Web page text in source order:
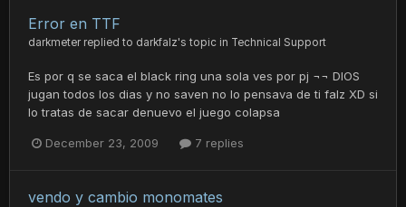
Error en TTF
darkmeter replied to darkfalz's topic in Technical Support
Es por q se saca el black ring una sola ves por pj ¬¬ DIOS
jugan todos los dias y no saven no lo pensava de ti falz XD si
lo tratas de sacar denuevo el juego colapsa
December 23, 2009 7 replies
vendo y cambio monomates